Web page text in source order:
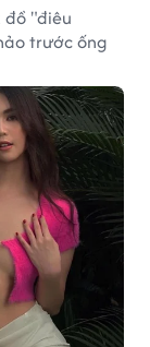
đồ "điêu
trước ống